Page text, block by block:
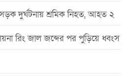
সড়ক দুর্ঘটনায় শ্রমিক নিহত, আহত ২
রিং জাল জব্দের পর পুড়িয়ে ধ্বংস